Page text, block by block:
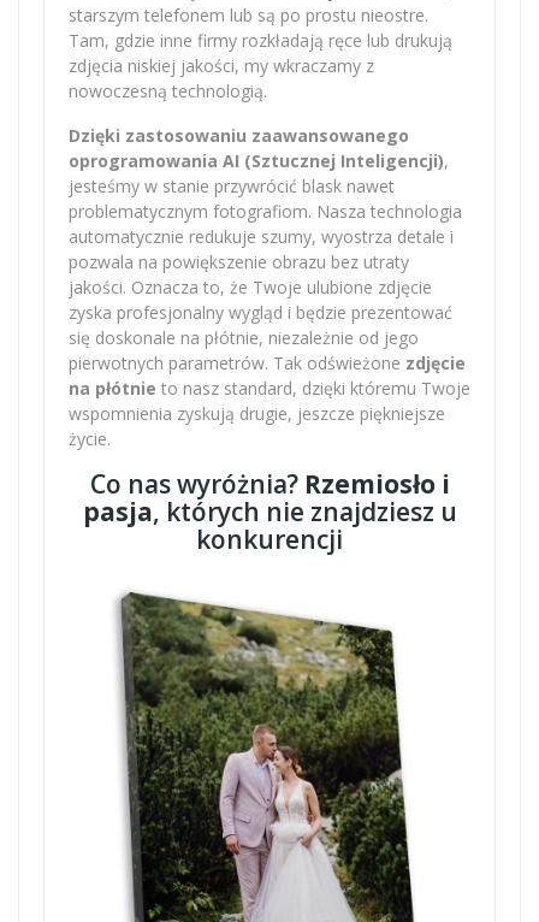
starszym telefonem lub są po prostu nieostre.
Tam, gdzie inne firmy rozkładają ręce lub drukują
zdjęcia niskiej jakości, my wkraczamy z
nowoczesną technologią.
Dzięki zastosowaniu zaawansowanego
oprogramowania AI (Sztucznej Inteligencji),
jesteśmy w stanie przywrócić blask nawet
problematycznym fotografiom. Nasza technologia
automatycznie redukuje szumy, wyostrza detale i
pozwala na powiększenie obrazu bez utraty
jakości. Oznacza to, że Twoje ulubione zdjęcie
zyska profesjonalny wygląd i będzie prezentować
się doskonale na płótnie, niezależnie od jego
pierwotnych parametrów. Tak odświeżone zdjęcie
na płótnie to nasz standard, dzięki któremu Twoje
wspomnienia zyskują drugie, jeszcze piękniejsze
życie.
Co nas wyróżnia? Rzemiosło i
pasja, których nie znajdziesz u
konkurencji